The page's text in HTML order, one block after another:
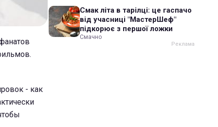
- как
Смак літа в тарілці: це гаспачо
від учасниці "МастерШеф"
підкорює з першої ложки
Смачно